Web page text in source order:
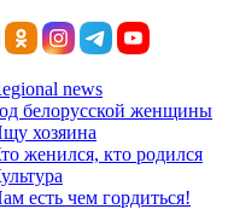
news
белорусской женщины
хозяина
женился, кто родился
есть чем гордиться!